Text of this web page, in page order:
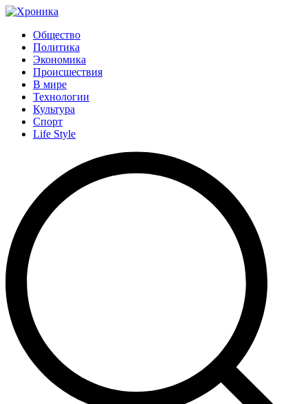
Общество
Политика
Экономика
Происшествия
В мире
Технологии
Культура
Спорт
Life Style